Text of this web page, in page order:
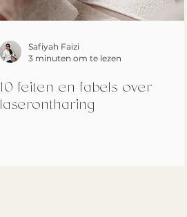
Safiyah Faizi
3 minuten om te lezen
10 feiten en fabels over
laserontharing